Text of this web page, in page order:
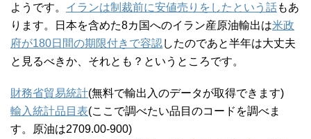
ようです。 イランは制裁前に安値売りをしたという話もあ
ります。日本を含めた8カ国へのイラン産原油輸出は米政
府が180日間の期限付きで容認したのであと半年は大丈夫
と見るべきか、それとも？というところです。
財務省貿易統計(無料で輸出入のデータが取得できます)
輸入統計品目表(ここで調べたい品目のコードを調べま
す。原油は2709.00-900)